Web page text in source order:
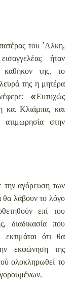
του 'Αλκη,
ήταν
καθήκον της, το
της η μητέρα
«Ευτυχώς
κα. Κλιάμπα, και
στην
την αγόρευση των
θα λάβουν το λόγο
επί του
διαδικασία που
ότι θα
εκφώνηση της
ολοκληρωθεί το